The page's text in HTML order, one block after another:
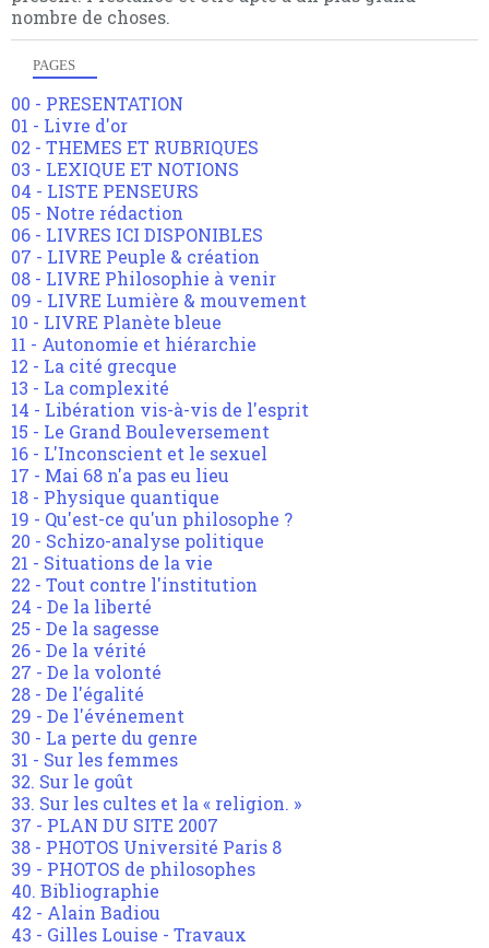
nombre de choses.
PAGES
00 - PRESENTATION
01 - Livre d'or
02 - THEMES ET RUBRIQUES
03 - LEXIQUE ET NOTIONS
04 - LISTE PENSEURS
05 - Notre rédaction
06 - LIVRES ICI DISPONIBLES
07 - LIVRE Peuple & création
08 - LIVRE Philosophie à venir
09 - LIVRE Lumière & mouvement
10 - LIVRE Planète bleue
11 - Autonomie et hiérarchie
12 - La cité grecque
13 - La complexité
14 - Libération vis-à-vis de l'esprit
15 - Le Grand Bouleversement
16 - L'Inconscient et le sexuel
17 - Mai 68 n'a pas eu lieu
18 - Physique quantique
19 - Qu'est-ce qu'un philosophe ?
20 - Schizo-analyse politique
21 - Situations de la vie
22 - Tout contre l'institution
24 - De la liberté
25 - De la sagesse
26 - De la vérité
27 - De la volonté
28 - De l'égalité
29 - De l'événement
30 - La perte du genre
31 - Sur les femmes
32. Sur le goût
33. Sur les cultes et la « religion. »
37 - PLAN DU SITE 2007
38 - PHOTOS Université Paris 8
39 - PHOTOS de philosophes
40. Bibliographie
42 - Alain Badiou
43 - Gilles Louise - Travaux